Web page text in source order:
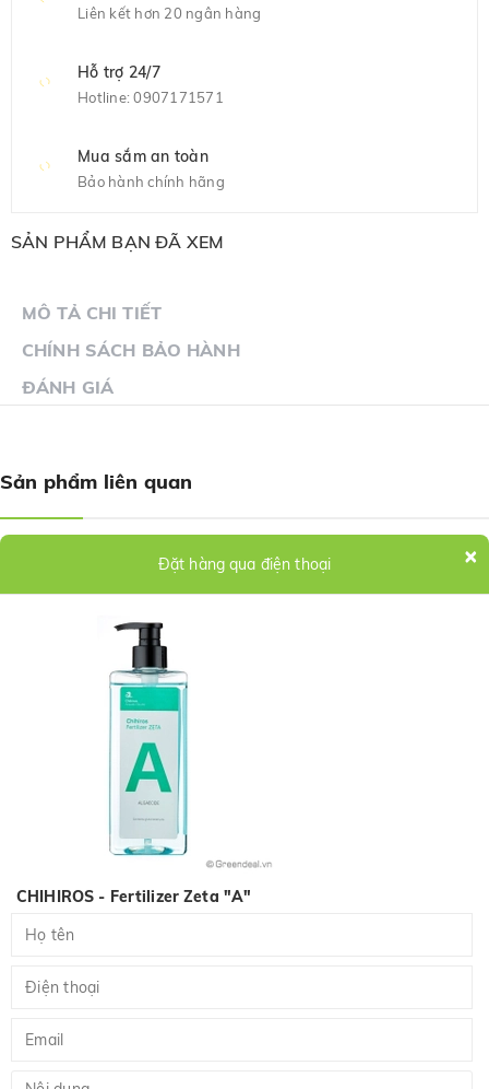
Liên kết hơn 20 ngân hàng
Hỗ trợ 24/7
Hotline:0907171571
Mua sắm an toàn
Bảo hành chính hãng
SẢN PHẨM BẠN ĐÃ XEM
MÔ TẢ CHI TIẾT
CHÍNH SÁCH BẢO HÀNH
ĐÁNH GIÁ
Sản phẩm liên quan
×
Đặt hàng qua điện thoại
CHIHIROS - Fertilizer Zeta "A"